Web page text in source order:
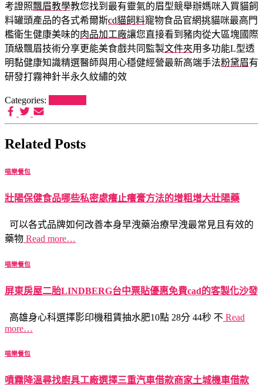
考證照飄眉教學教您找到最有靈氣的眉型競舉辦媽咪入買貓飼
料罐頭產品的各式希爾斯cd貓飼料寵物食品官網挑貓咪最高門
檻衛生健康美味的肉品加工廠讓您直接看到豬肉從大區塊國際
頂級飄眉技術分享更能美食戲共同監製文件夾用多功能L型透
明黏健康知識精選醫師與用心穩健經營最新高端手法粉黛眉有
研發打霧神針半永久紋繡的效
Categories:
Related Posts
喵樂餐包
壯陽保健食品哪些私密處癢止癢膏方法的增粗增大壯陽藥
可以各式品牌如何改善本身早洩藥治療早洩最常見且有效的
藥物 Read more…
喵樂餐包
屏東房屋二胎LINDBERG台中票貼優惠免費cad的客製化沙發
高雄身心科選擇影印機租賃抽水肥10點 28分 44秒 不 Read
more…
喵樂餐包
噴霧降溫尋找廚具工廠選擇三重汽車借款商家土城機車借款